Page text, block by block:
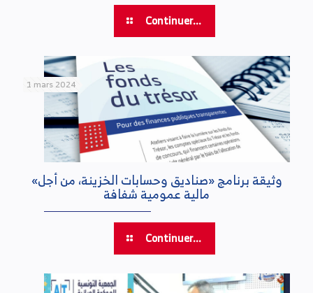
Continuer...
1 mars 2024
«وثيقة برنامج «صناديق وحسابات الخزينة، من أجل
مالية عمومية شفافة
Continuer...